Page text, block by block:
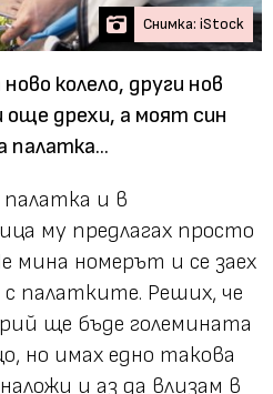
Снимка: iStock
колело, други нов
дрехи, а моят син
палатка...
палатка и в
му предлагах просто
мина номерът и се заех
палатките. Реших, че
ще бъде големината
но имах едно такова
и аз да влизам в